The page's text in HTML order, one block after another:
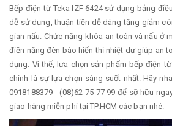
Bếp điện từ Teka IZF 6424 sử dụng bảng
dễ sử dụng, thuận tiện dễ dàng tăng giảm
gian nấu. Chức năng khóa an toàn và nấu ở
điện năng đèn báo hiển thị nhiệt dư giúp an
dụng. Vì thế, lựa chọn sản phẩm bếp điện
chính là sự lựa chọn sáng suốt nhất. Hãy
0918188379 - (08)62 75 77 99 để sỡ hữu
giao hàng miễn phí tại TP.HCM các bạn nhé.